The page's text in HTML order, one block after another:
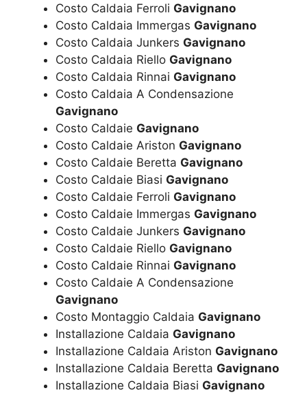
Costo Caldaia Ferroli Gavignano
Costo Caldaia Immergas Gavignano
Costo Caldaia Junkers Gavignano
Costo Caldaia Riello Gavignano
Costo Caldaia Rinnai Gavignano
Costo Caldaia A Condensazione
Gavignano
Costo Caldaie Gavignano
Costo Caldaie Ariston Gavignano
Costo Caldaie Beretta Gavignano
Costo Caldaie Biasi Gavignano
Costo Caldaie Ferroli Gavignano
Costo Caldaie Immergas Gavignano
Costo Caldaie Junkers Gavignano
Costo Caldaie Riello Gavignano
Costo Caldaie Rinnai Gavignano
Costo Caldaie A Condensazione
Gavignano
Costo Montaggio Caldaia Gavignano
Installazione Caldaia Gavignano
Installazione Caldaia Ariston Gavignano
Installazione Caldaia Beretta Gavignano
Installazione Caldaia Biasi Gavignano